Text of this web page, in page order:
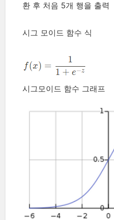
환 후 처음 5개 행을 출력
시그 모이드 함수 식
시그모이드 함수 그래프